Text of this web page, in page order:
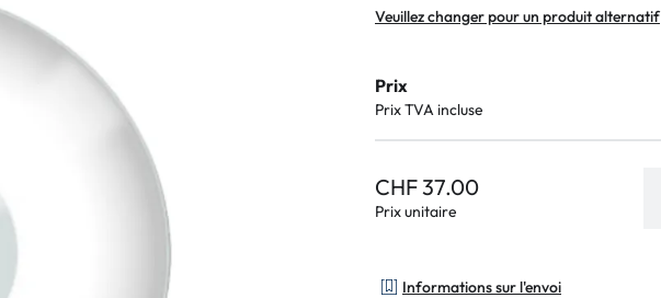
Veuillez changer pour un produit alternatif
Prix
Prix TVA incluse
CHF 37.00
Prix unitaire
Informations sur l'envoi